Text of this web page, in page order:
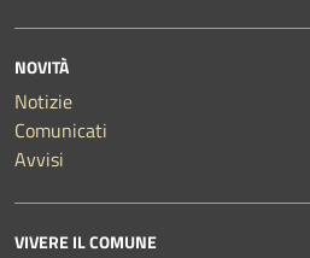
NOVITÀ
Notizie
Comunicati
Avvisi
VIVERE IL COMUNE